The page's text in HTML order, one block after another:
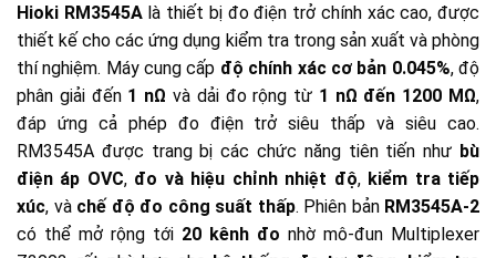
Hioki RM3545Alà thiết bị đo điện trở chính xác cao, được
thiết kế cho các ứng dụng kiểm tra trong sản xuất và phòng
thí nghiệm. Máy cung cấp độ chính xác cơ bản 0.045%, độ
phân giải đến 1 nΩ và dải đo rộng từ 1 nΩ đến 1200 MΩ,
đáp ứng cả phép đo điện trở siêu thấp và siêu cao.
RM3545A được trang bị các chức năng tiên tiến như bù
điện áp OVC, đo và hiệu chỉnh nhiệt độ, kiểm tra tiếp
xúc, và chế độ đo công suất thấp. Phiên bản RM3545A-2
có thể mở rộng tới 20 kênh đo nhờ mô-đun Multiplexer